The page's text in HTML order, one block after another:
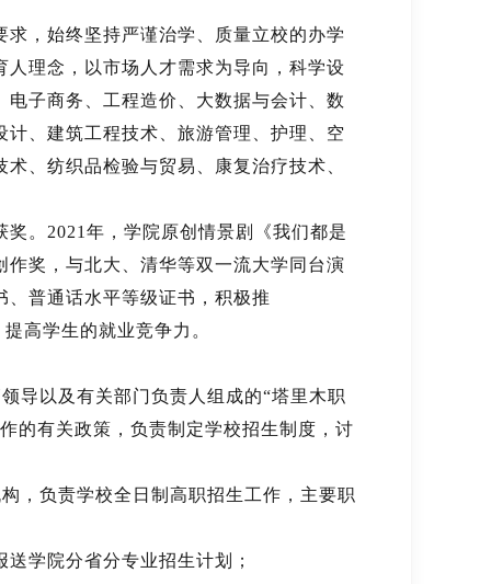
，始终坚持严谨治学、质量立校的办学
理念，以市场人才需求为导向，科学设
子商务、工程造价、大数据与会计、数
、建筑工程技术、旅游管理、护理、空
、纺织品检验与贸易、康复治疗技术、
。2021年，学院原创情景剧《我们都是
奖，与北大、清华等双一流大学同台演
普通话水平等级证书，积极推
高学生的就业竞争力。
导以及有关部门负责人组成的“塔里木职
的有关政策，负责制定学校招生制度，讨
，负责学校全日制高职招生工作，主要职
学院分省分专业招生计划；